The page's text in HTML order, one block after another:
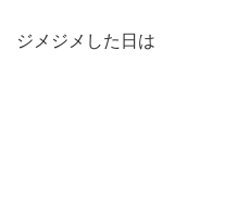
ジメジメした日は